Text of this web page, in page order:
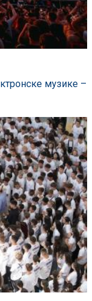
музике –